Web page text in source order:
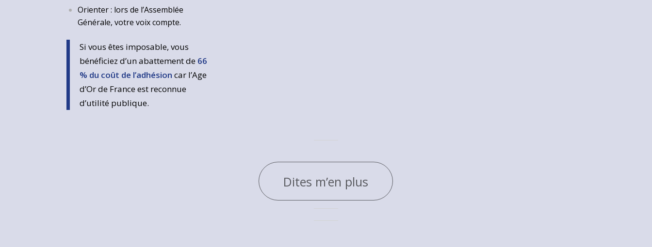
Orienter : lors de l’Assemblée
Générale, votre voix compte.
Si vous êtes imposable, vous
bénéficiez d’un abattement de 66
% du coût de l’adhésioncar l’Age
d’Or de France est reconnue
d’utilité publique.
Dites m’en plus